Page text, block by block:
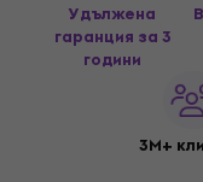
Удължена
гаранция за 3
години
3M+